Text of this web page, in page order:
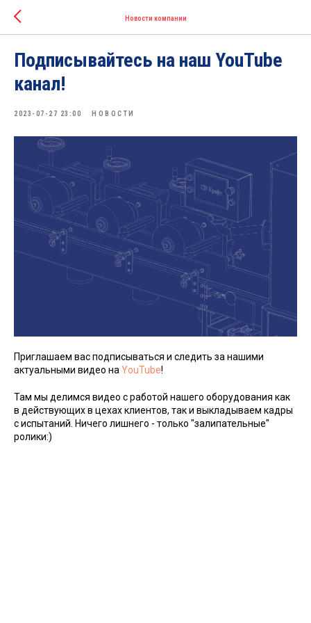
Новости компании
Подписывайтесь на наш YouTube
канал!
2023-07-27 23:00 НОВОСТИ
Приглашаем вас подписываться и следить за нашими
актуальными видео наYouTube!
Там мы делимся видео с работой нашего оборудования как
в действующих в цехах клиентов, так и выкладываем кадры
с испытаний. Ничего лишнего - только "залипательные"
ролики:)